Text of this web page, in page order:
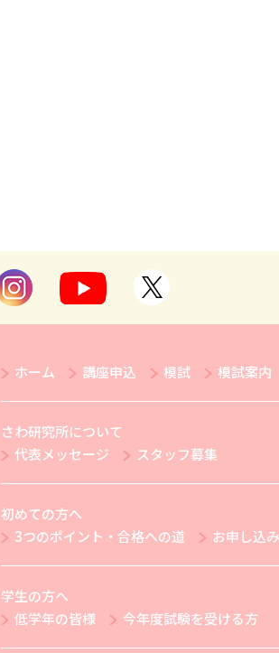
ホーム 講座申込 模試 模試案内
さわ研究所について
代表メッセージ
スタッフ募集
初めての方へ
3つのポイント・合格への道
お申し込
学生の方へ
低学年の皆様
今年度試験を受ける方